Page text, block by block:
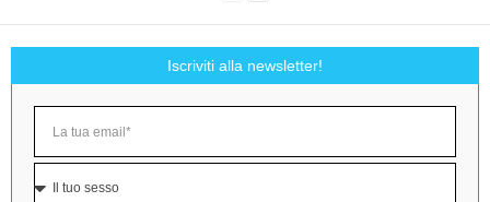
Iscriviti alla newsletter!